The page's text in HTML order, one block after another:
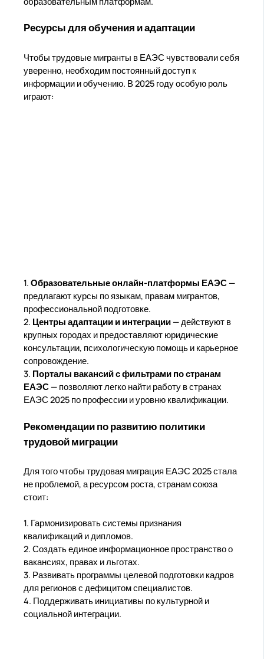
Ресурсы для обучения и адаптации
Чтобы трудовые мигранты в ЕАЭС чувствовали себя
уверенно, необходим постоянный доступ к
информации и обучению. В 2025 году особую роль
играют:
1. Образовательные онлайн-платформы ЕАЭС—
предлагают курсы по языкам, правам мигрантов,
профессиональной подготовке.
2. Центры адаптации и интеграции— действуют в
крупных городах и предоставляют юридические
консультации, психологическую помощь и карьерное
сопровождение.
3. Порталы вакансий с фильтрами по странам
ЕАЭС— позволяют легко найти работу в странах
ЕАЭС 2025 по профессии и уровню квалификации.
Рекомендации по развитию политики
трудовой миграции
Для того чтобы трудовая миграция ЕАЭС 2025 стала
не проблемой, а ресурсом роста, странам союза
стоит:
1. Гармонизировать системы признания
квалификаций и дипломов.
2. Создать единое информационное пространство о
вакансиях, правах и льготах.
3. Развивать программы целевой подготовки кадров
для регионов с дефицитом специалистов.
4. Поддерживать инициативы по культурной и
социальной интеграции.